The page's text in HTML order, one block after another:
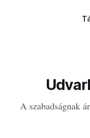
A szabadságnak